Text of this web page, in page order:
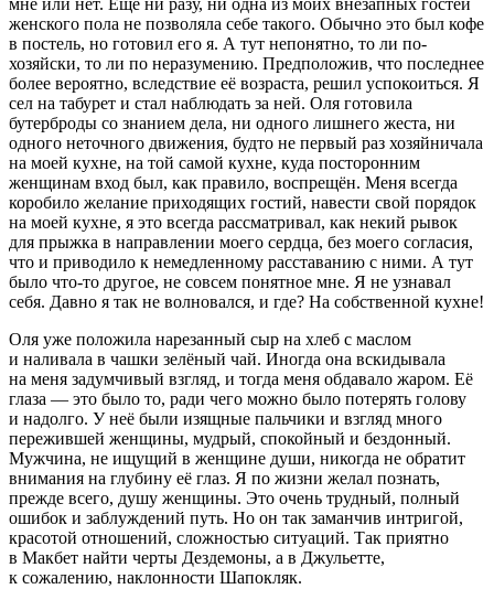
мне или нет. Ещё ни разу, ни одна из моих внезапных гостей
женского пола не позволяла себе такого. Обычно это был кофе
в постель, но готовил его я. А тут непонятно, то ли по-
хозяйски, то ли по неразумению. Предположив, что последнее
более вероятно, вследствие её возраста, решил успокоиться. Я
сел на табурет и стал наблюдать за ней. Оля готовила
бутерброды со знанием дела, ни одного лишнего жеста, ни
одного неточного движения, будто не первый раз хозяйничала
на моей кухне, на той самой кухне, куда посторонним
женщинам вход был, как правило, воспрещён. Меня всегда
коробило желание приходящих гостий, навести свой порядок
на моей кухне, я это всегда рассматривал, как некий рывок
для прыжка в направлении моего сердца, без моего согласия,
что и приводило к немедленному расставанию с ними. А тут
было что-то другое, не совсем понятное мне. Я не узнавал
себя. Давно я так не волновался, и где? На собственной кухне!
Оля уже положила нарезанный сыр на хлеб с маслом
и наливала в чашки зелёный чай. Иногда она вскидывала
на меня задумчивый взгляд, и тогда меня обдавало жаром. Её
глаза — это было то, ради чего можно было потерять голову
и надолго. У неё были изящные пальчики и взгляд много
пережившей женщины, мудрый, спокойный и бездонный.
Мужчина, не ищущий в женщине души, никогда не обратит
внимания на глубину её глаз. Я по жизни желал познать,
прежде всего, душу женщины. Это очень трудный, полный
ошибок и заблуждений путь. Но он так заманчив интригой,
красотой отношений, сложностью ситуаций. Так приятно
в Макбет найти черты Дездемоны, а в Джульетте,
к сожалению, наклонности Шапокляк.